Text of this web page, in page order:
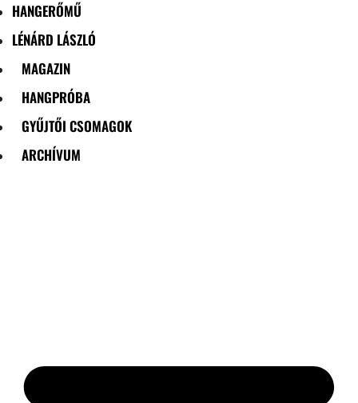
HANGERŐMŰ
LÉNÁRD LÁSZLÓ
MAGAZIN
HANGPRÓBA
GYŰJTŐI CSOMAGOK
ARCHÍVUM